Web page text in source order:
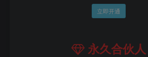
立即开通
永久合伙人